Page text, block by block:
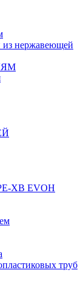
из нержавеющей
XB EVOH
труб